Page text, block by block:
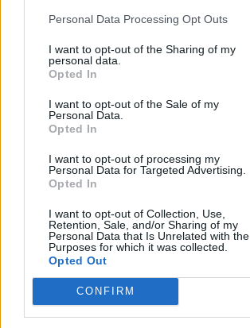
Personal Data Processing Opt Outs
I want to opt-out of the Sharing of my
personal data.
Opted In
I want to opt-out of the Sale of my
Personal Data.
Opted In
I want to opt-out of processing my
Personal Data for Targeted Advertising.
Opted In
I want to opt-out of Collection, Use,
Retention, Sale, and/or Sharing of my
Personal Data that Is Unrelated with the
Purposes for which it was collected.
Opted Out
CONFIRM
In evidenza